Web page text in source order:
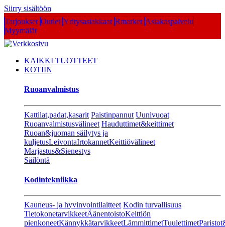
Siirry sisältöön
Tarjoukset Outlet Yritysasiakkaat Rmarket Asiakaspalvelu
Myymälät
KAIKKI TUOTTEET
KOTIIN
Ruoanvalmistus
Kattilat,padat,kasarit Paistinpannut Uunivuoat
Ruoanvalmistusvälineet Hauduttimet&keittimet
Ruoan&juoman säilytys ja
kuljetusLeivontaIrtokannetKeittiövälineet
Marjastus&Sienestys
Säilöntä
Kodintekniikka
Kauneus- ja hyvinvointilaitteet Kodin turvallisuus
TietokonetarvikkeetÄänentoistoKeittiön
pienkoneetKännykkätarvikkeetLämmittimetTuulettimet